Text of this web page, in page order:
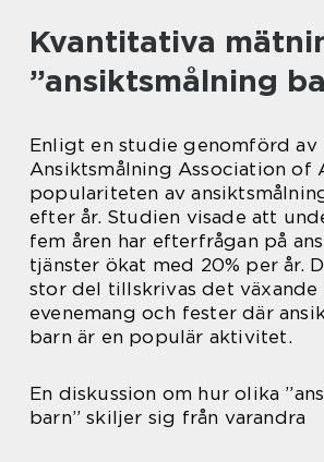
Kvantitativa
”ansiktsmålning
Enligt en studie genomförd av
Ansiktsmålning Association of
populariteten av
efter år. Studien visade att
fem åren har efterfrågan på
tjänster ökat med 20% per år.
stor del tillskrivas det
evenemang och fester där
barn är en populär aktivitet.
En diskussion om hur olika
barn” skiljer sig från varandra